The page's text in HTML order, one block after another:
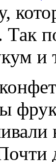
Так
и